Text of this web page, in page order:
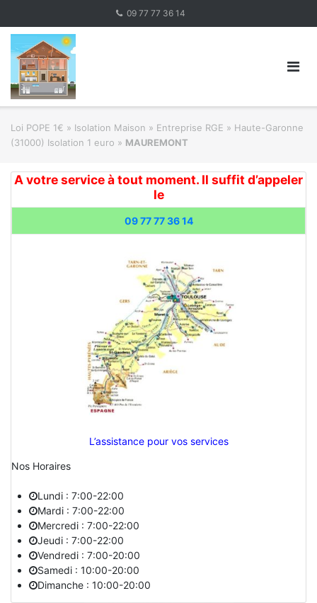
content
09 77 77 36 14
Loi POPE 1€ » Isolation Maison » Entreprise RGE » Haute-Garonne
(31000) Isolation 1 euro » MAUREMONT
A votre service à tout moment. Il suffit d’appeler
le
09 77 77 36 14
L’assistance pour vos services
Nos Horaires
Lundi : 7:00-22:00
Mardi : 7:00-22:00
Mercredi : 7:00-22:00
Jeudi : 7:00-22:00
Vendredi : 7:00-20:00
Samedi : 10:00-20:00
Dimanche : 10:00-20:00